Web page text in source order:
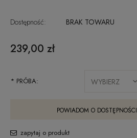
Dostępność: BRAK TOWARU
239,00 zł
* PRÓBA:
POWIADOM O DOSTĘPNOŚCI
zapytaj o produkt